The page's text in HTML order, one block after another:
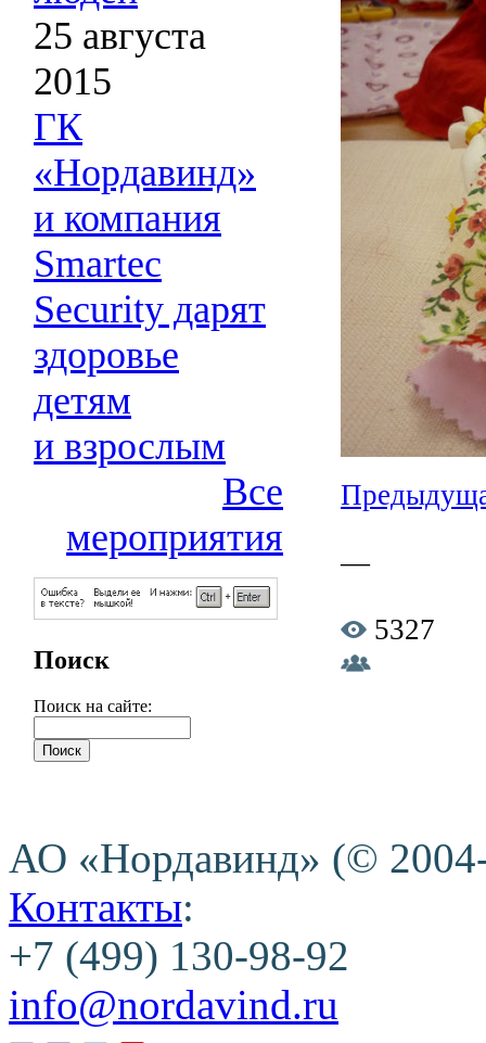
25 августа
2015
ГК
«Нордавинд»
и компания
Smartec
Security дарят
здоровье
детям
и взрослым
Все
мероприятия
Поиск
Поиск на сайте:
—
5327
АО «Нордавинд» (©
Контакты:
+7 (499) 130-98-92
info@nordavind.ru